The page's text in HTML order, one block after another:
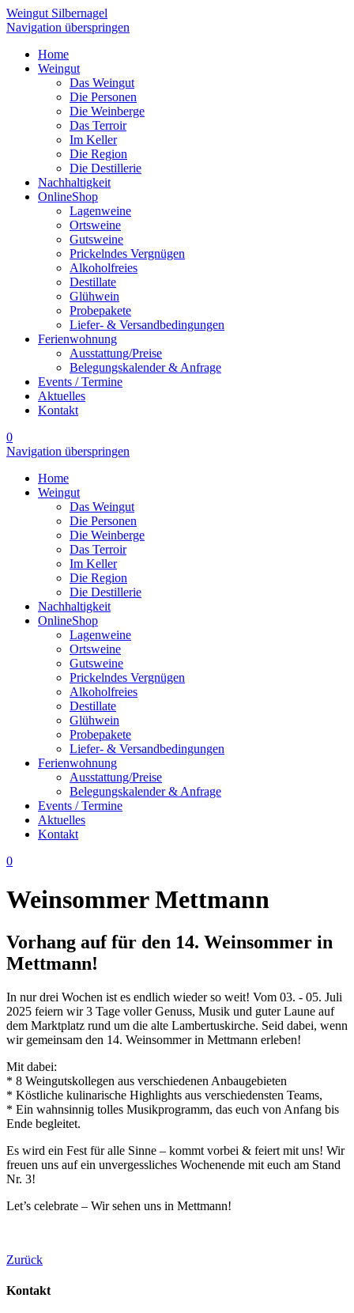
Weingut Silbernagel
Navigation überspringen
Home
Weingut
Das Weingut
Die Personen
Die Weinberge
Das Terroir
Im Keller
Die Region
Die Destillerie
Nachhaltigkeit
OnlineShop
Lagenweine
Ortsweine
Gutsweine
Prickelndes Vergnügen
Alkoholfreies
Destillate
Glühwein
Probepakete
Liefer- & Versandbedingungen
Ferienwohnung
Ausstattung/Preise
Belegungskalender & Anfrage
Events / Termine
Aktuelles
Kontakt
0
Navigation überspringen
Home
Weingut
Das Weingut
Die Personen
Die Weinberge
Das Terroir
Im Keller
Die Region
Die Destillerie
Nachhaltigkeit
OnlineShop
Lagenweine
Ortsweine
Gutsweine
Prickelndes Vergnügen
Alkoholfreies
Destillate
Glühwein
Probepakete
Liefer- & Versandbedingungen
Ferienwohnung
Ausstattung/Preise
Belegungskalender & Anfrage
Events / Termine
Aktuelles
Kontakt
0
Weinsommer Mettmann
Vorhang auf für den 14. Weinsommer in
Mettmann!
In nur drei Wochen ist es endlich wieder so weit! Vom 03. - 05. Juli
2025 feiern wir 3 Tage voller Genuss, Musik und guter Laune auf
dem Marktplatz rund um die alte Lambertuskirche. Seid dabei, wenn
wir gemeinsam den 14. Weinsommer in Mettmann erleben!
Mit dabei:
* 8 Weingutskollegen aus verschiedenen Anbaugebieten
* Köstliche kulinarische Highlights aus verschiedensten Teams,
* Ein wahnsinnig tolles Musikprogramm, das euch von Anfang bis
Ende begleitet.
Es wird ein Fest für alle Sinne – kommt vorbei & feiert mit uns! Wir
freuen uns auf ein unvergessliches Wochenende mit euch am Stand
Nr. 3!
Let’s celebrate – Wir sehen uns in Mettmann!
Zurück
Kontakt